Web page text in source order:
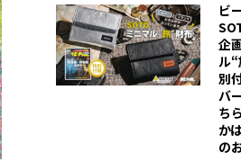
ビ
企
ル
別
バ
ち
か
の